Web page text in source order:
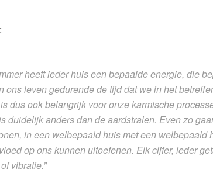
:
heeft ieder huis een bepaalde energie, die
ons leven gedurende de tijd dat we in het
dus ook belangrijk voor onze karmische
duidelijk anders dan de aardstralen. Even zo
in een welbepaald huis met een welbepaald
op ons kunnen uitoefenen. Elk cijfer, ieder
vibratie.”